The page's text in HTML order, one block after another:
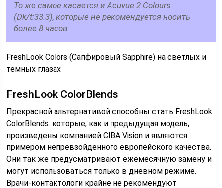
То же самое касается и Acuvue 2 Colours
(Dk/t:33.3), которые не рекомендуется носить
более 8 часов.
FreshLook Colors (Сапфировый Sapphire) на светлых и
темных глазах
FreshLook ColorBlends
Прекрасной альтернативой способны стать FreshLook
ColorBlends. которые, как и предыдущая модель,
произведены компанией CIBA Vision и являются
примером непревзойденного европейского качества.
Они так же предусматривают ежемесячную замену и
могут использоваться только в дневном режиме.
Врачи-контактологи крайне не рекомендуют